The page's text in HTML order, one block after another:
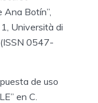
Botín”,
1, Università di
0547-
de uso
en C.